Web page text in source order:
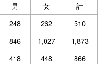
男 女
計
248 262
510
846 1,027
1,873
418 448
866